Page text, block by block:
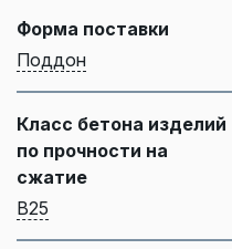
Форма поставки
Поддон
Класс бетона изделий
по прочности на
сжатие
B25